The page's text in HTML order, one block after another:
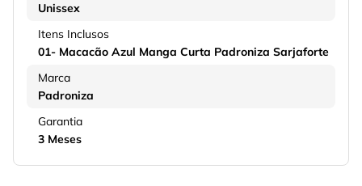
Unissex
Itens Inclusos
01- Macacão Azul Manga Curta Padroniza Sarjaforte
Marca
Padroniza
Garantia
3 Meses